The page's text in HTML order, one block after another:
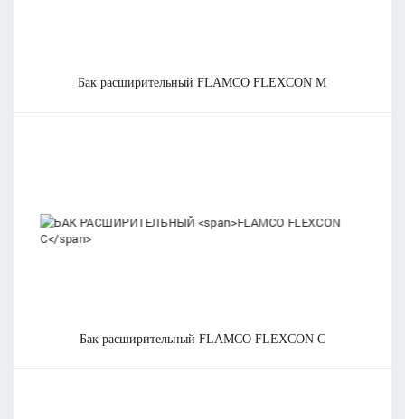
бак расширительный FLAMCO FLEXCON M
бак расширительный FLAMCO FLEXCON C